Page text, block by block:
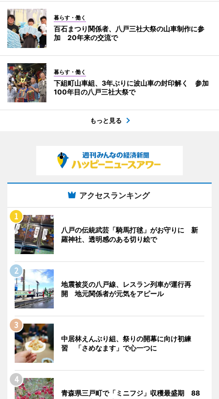
暮らす・働く
百石まつり関係者、八戸三社大祭の山車制作に参
加 20年来の交流で
暮らす・働く
下組町山車組、3年ぶりに波山車の封印解く 参加
100年目の八戸三社大祭で
もっと見る
アクセスランキング
八戸の伝統武芸「騎馬打毬」がお守りに 新
羅神社、透明感のある切り絵で
地震被災の八戸線、レスラン列車が運行再
開 地元関係者が元気をアピール
中居林えんぶり組、祭りの開幕に向け初練
習 「さめなます」で心一つに
青森県三戸町で「ミニフジ」収穫最盛期 88